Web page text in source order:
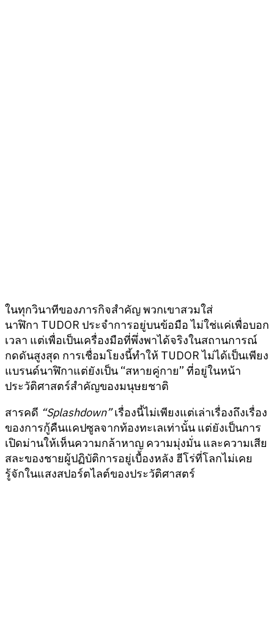
ในทุกวินาทีของภารกิจสำคัญ พวกเขาสวมใส่
นาฬิกา TUDOR ประจำการอยู่บนข้อมือ ไม่ใช่แค่เพื่อบอก
เวลา แต่เพื่อเป็นเครื่องมือที่พึ่งพาได้จริงในสถานการณ์
กดดันสูงสุด การเชื่อมโยงนี้ทำให้ TUDOR ไม่ได้เป็นเพียง
แบรนด์นาฬิกาแต่ยังเป็น “สหายคู่กาย” ที่อยู่ในหน้า
ประวัติศาสตร์สำคัญของมนุษยชาติ
สารคดี “Splashdown”เรื่องนี้ไม่เพียงแต่เล่าเรื่องถึงเรื่อง
ของการกู้คืนแคปซูลจากท้องทะเลเท่านั้น แต่ยังเป็นการ
เปิดม่านให้เห็นความกล้าหาญ ความมุ่งมั่น และความเสีย
สละของชายผู้ปฏิบัติการอยู่เบื้องหลัง ฮีโร่ที่โลกไม่เคย
รู้จักในแสงสปอร์ตไลต์ของประวัติศาสตร์